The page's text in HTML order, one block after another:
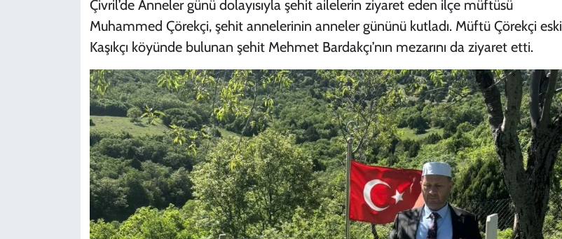
Çivril’de Anneler günü dolayısıyla şehit ailelerin ziyaret eden ilçe müftüsü
Muhammed Çörekçi, şehit annelerinin anneler gününü kutladı. Müftü Çörekçi eski
Kaşıkçı köyünde bulunan şehit Mehmet Bardakçı’nın mezarını da ziyaret etti.